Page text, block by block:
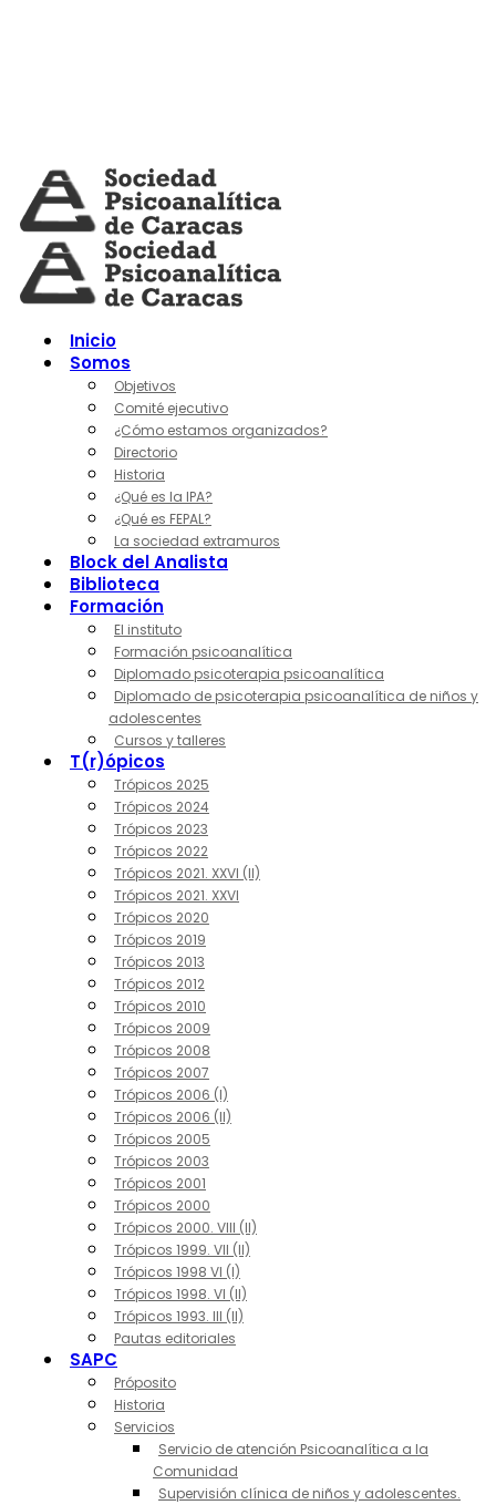
Inicio
Somos
Objetivos
Comité ejecutivo
¿Cómo estamos organizados?
Directorio
Historia
¿Qué es la IPA?
¿Qué es FEPAL?
La sociedad extramuros
Block del Analista
Biblioteca
Formación
El instituto
Formación psicoanalítica
Diplomado psicoterapia psicoanalítica
Diplomado de psicoterapia psicoanalítica de niños y
adolescentes
Cursos y talleres
T(r)ópicos
Trópicos 2025
Trópicos 2024
Trópicos 2023
Trópicos 2022
Trópicos 2021. XXVI (II)
Trópicos 2021. XXVI
Trópicos 2020
Trópicos 2019
Trópicos 2013
Trópicos 2012
Trópicos 2010
Trópicos 2009
Trópicos 2008
Trópicos 2007
Trópicos 2006 (I)
Trópicos 2006 (II)
Trópicos 2005
Trópicos 2003
Trópicos 2001
Trópicos 2000
Trópicos 2000. VIII (II)
Trópicos 1999. VII (II)
Trópicos 1998 VI (I)
Trópicos 1998. VI (II)
Trópicos 1993. III (II)
Pautas editoriales
SAPC
Próposito
Historia
Servicios
Servicio de atención Psicoanalítica a la
Comunidad
Supervisión clínica de niños y adolescentes.